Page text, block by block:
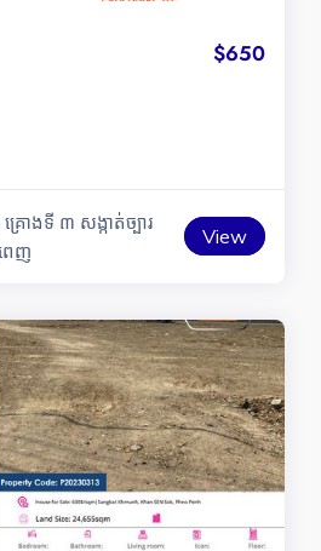
$650
រោងទី ៣ សង្កាត់ច្បារ
េញ
View